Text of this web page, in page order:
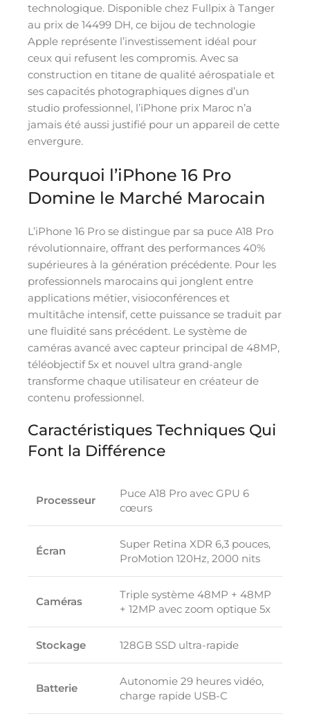
technologique. Disponible chez Fullpix à Tanger
au prix de 14499 DH, ce bijou de technologie
Apple représente l’investissement idéal pour
ceux qui refusent les compromis. Avec sa
construction en titane de qualité aérospatiale et
ses capacités photographiques dignes d’un
studio professionnel, l’iPhone prix Maroc n’a
jamais été aussi justifié pour un appareil de cette
envergure.
Pourquoi l’iPhone 16 Pro
Domine le Marché Marocain
L’iPhone 16 Pro se distingue par sa puce A18 Pro
révolutionnaire, offrant des performances 40%
supérieures à la génération précédente. Pour les
professionnels marocains qui jonglent entre
applications métier, visioconférences et
multitâche intensif, cette puissance se traduit par
une fluidité sans précédent. Le système de
caméras avancé avec capteur principal de 48MP,
téléobjectif 5x et nouvel ultra grand-angle
transforme chaque utilisateur en créateur de
contenu professionnel.
Caractéristiques Techniques Qui
Font la Différence
Processeur
Puce A18 Pro avec GPU 6
cœurs
Écran
Super Retina XDR 6,3 pouces,
ProMotion 120Hz, 2000 nits
Caméras
Triple système 48MP + 48MP
+ 12MP avec zoom optique 5x
Stockage 128GB SSD ultra-rapide
Batterie
Autonomie 29 heures vidéo,
charge rapide USB-C